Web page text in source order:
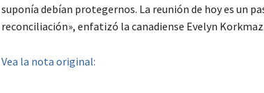
suponía debían protegernos. La reunión de hoy es un
reconciliación», enfatizó la canadiense Evelyn Korkmaz.
Vea la nota original: